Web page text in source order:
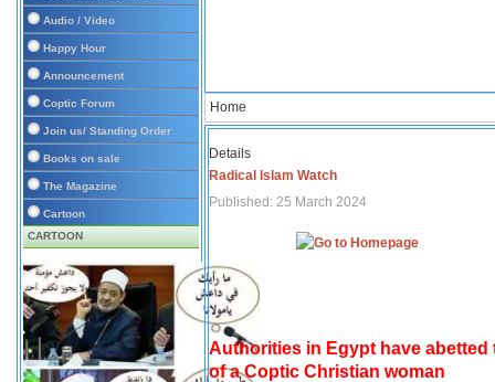
Audio / Video
Happy Hour
Announcement
Coptic Forum
Join us/ Standing Order
Books on sale
The Magazine
Cartoon
CARTOON
Home
Details
Radical Islam Watch
Published: 25 March 2024
Authorities in Egypt have
of a Coptic Christian woman